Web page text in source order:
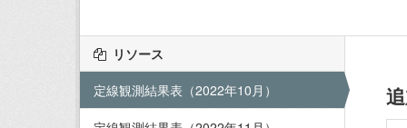
リソース
定線観測結果表（2022年10月）